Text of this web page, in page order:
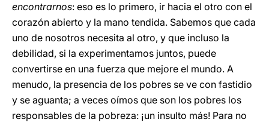
encontrarnos: eso es lo primero, ir hacia el otro con el
corazón abierto y la mano tendida. Sabemos que cada
uno de nosotros necesita al otro, y que incluso la
debilidad, si la experimentamos juntos, puede
convertirse en una fuerza que mejore el mundo. A
menudo, la presencia de los pobres se ve con fastidio
y se aguanta; a veces oímos que son los pobres los
responsables de la pobreza: ¡un insulto más! Para no